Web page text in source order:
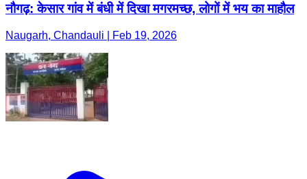
नौगढ़: केसार गांव में बंधी में दिखा मगरमच्छ, लोगों में भय का माहौल
Naugarh, Chandauli | Feb 19, 2026